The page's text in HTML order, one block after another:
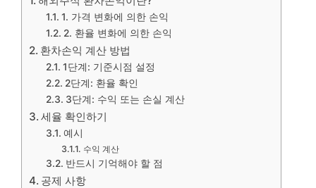
1. 가격 변화에 의한 손익
2. 환율 변화에 의한 손익
환차손익 계산 방법
1단계: 기준시점 설정
2단계: 환율 확인
3단계: 수익 또는 손실 계산
세율 확인하기
예시
수익 계산
반드시 기억해야 할 점
공제 사항